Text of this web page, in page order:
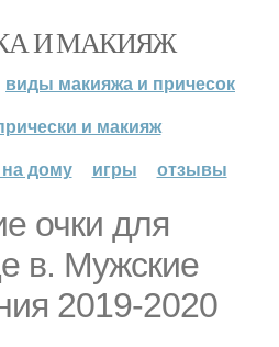
И МАКИЯЖ
виды макияжа и причесок
и макияж
дому
игры отзывы
очки для
в. Мужские
2019-2020